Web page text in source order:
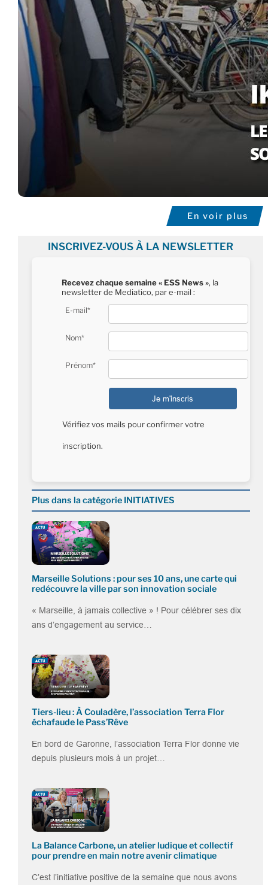
En voir plus
INSCRIVEZ-VOUS À LA NEWSLETTER
Recevez chaque semaine « ESS News », la
newsletter de Mediatico, par e-mail :
E-mail*
Nom*
Prénom*
Vérifiez vos mails pour confirmer votre
inscription.
Plus dans la catégorie INITIATIVES
Marseille Solutions : pour ses 10 ans, une carte qui
redécouvre la ville par son innovation sociale
« Marseille, à jamais collective » ! Pour célébrer ses dix
ans d’engagement au service…
Tiers-lieu : À Couladère, l’association Terra Flor
échafaude le Pass’Rêve
En bord de Garonne, l’association Terra Flor donne vie
depuis plusieurs mois à un projet…
La Balance Carbone, un atelier ludique et collectif
pour prendre en main notre avenir climatique
C’est l’initiative positive de la semaine que nous avons